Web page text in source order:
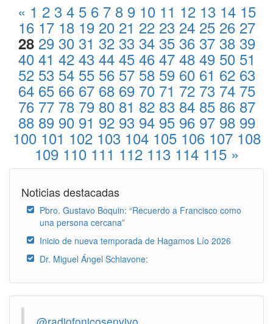
« 1 2 3 4 5 6 7 8 9 10 11 12 13 14 15
16 17 18 19 20 21 22 23 24 25 26 27
28 29 30 31 32 33 34 35 36 37 38 39
40 41 42 43 44 45 46 47 48 49 50 51
52 53 54 55 56 57 58 59 60 61 62 63
64 65 66 67 68 69 70 71 72 73 74 75
76 77 78 79 80 81 82 83 84 85 86 87
88 89 90 91 92 93 94 95 96 97 98 99
100 101 102 103 104 105 106 107 108
109 110 111 112 113 114 115 »
Noticias destacadas
Pbro. Gustavo Boquin: “Recuerdo a Francisco como
una persona cercana”
Inicio de nueva temporada de Hagamos Lío 2026
Dr. Miguel Ángel Schiavone: